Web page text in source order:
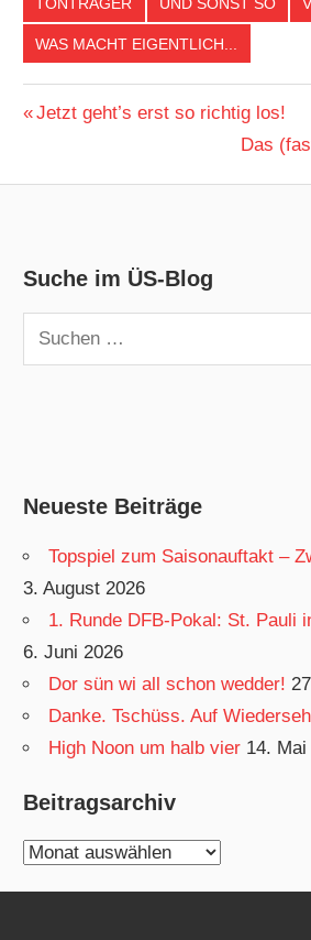
WAS MACHT EIGENTLICH...
Beitragsnavigation
Vorheriger
Jetzt geht’s erst so richtig los!
Das
Suche im ÜS-Blog
Suchen
nach:
Neueste Beiträge
Topspiel zum Saisonauftakt –
3. August 2026
1. Runde DFB-Pokal: St. Pauli
6. Juni 2026
Dor sün wi all schon wedder!
Danke. Tschüss. Auf
High Noon um halb vier 14. Mai
Beitragsarchiv
Beitragsarchiv